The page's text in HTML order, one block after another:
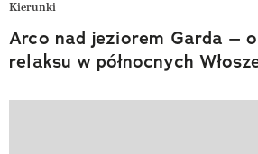
Kierunki
Arco nad jeziorem Garda –
relaksu w północnych